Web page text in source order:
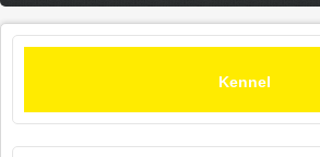
Kennel